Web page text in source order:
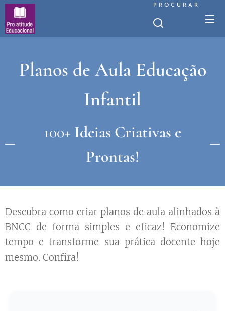
PROCURAR
Planos de Aula Educação
Infantil
100+ Ideias Criativas e
Prontas!
Descubra como criar planos de aula alinhados à
BNCC de forma simples e eficaz! Economize
tempo e transforme sua prática docente hoje
mesmo. Confira!